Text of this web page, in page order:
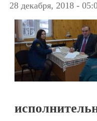
28 декабря, 2018 -